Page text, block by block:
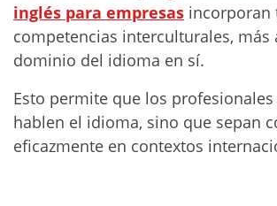
inglés para empresas incorporan
competencias interculturales, más
dominio del idioma en sí.
Esto permite que los
hablen el idioma, sino que sepan
eficazmente en contextos